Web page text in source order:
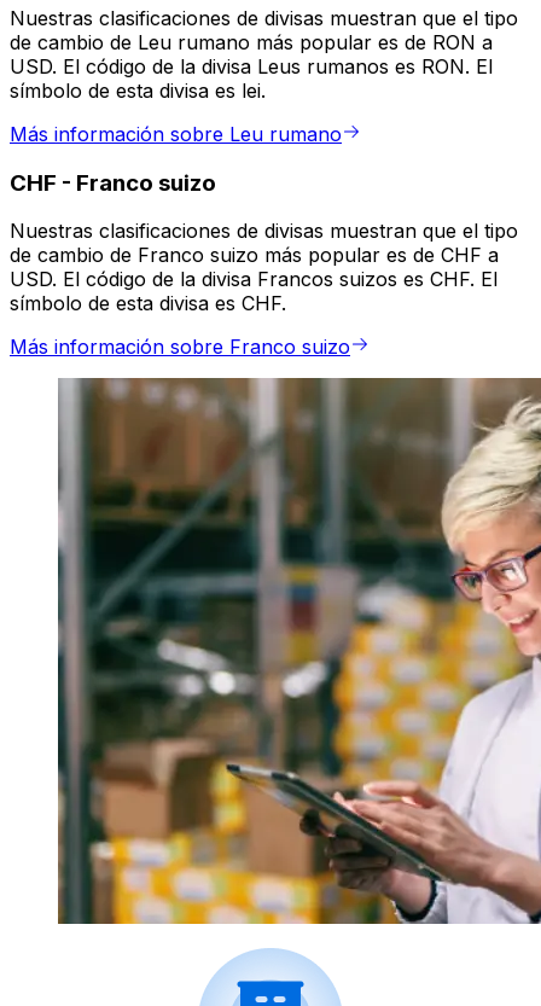
Nuestras clasificaciones de divisas muestran que el tipo
de cambio de Leu rumano más popular es de RON a
USD. El código de la divisa Leus rumanos es RON. El
símbolo de esta divisa es lei.
Más información sobre Leu rumano
CHF - Franco suizo
Nuestras clasificaciones de divisas muestran que el tipo
de cambio de Franco suizo más popular es de CHF a
USD. El código de la divisa Francos suizos es CHF. El
símbolo de esta divisa es CHF.
Más información sobre Franco suizo